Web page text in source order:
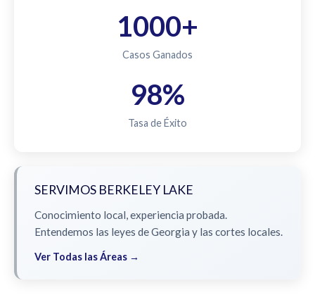
1000+
Casos Ganados
98%
Tasa de Éxito
SERVIMOS BERKELEY LAKE
Conocimiento local, experiencia probada.
Entendemos las leyes de Georgia y las cortes locales.
Ver Todas las Áreas →